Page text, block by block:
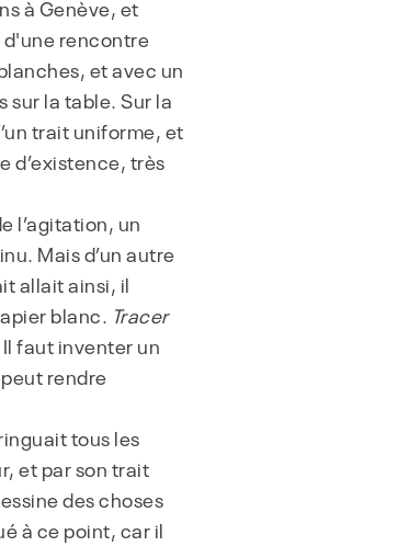
à Genève, et
rencontre
et avec un
la table. Sur la
trait uniforme, et
d’existence, très
l’agitation, un
Mais d’un autre
allait ainsi, il
blanc. Tracer
faut inventer un
rendre
tous les
et par son trait
des choses
à ce point, car il